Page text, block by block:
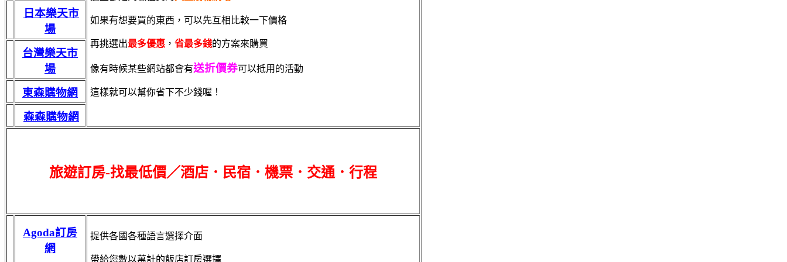
如果有想要買的東西，可以先互相比較一下價格
再挑選出最多優惠 ， 省最多錢的方案來購買
像有時候某些網站都會有送折價券可以抵用的活動
這樣就可以幫你省下不少錢喔！
日本樂天市
場
台灣樂天市
場
東森購物網
森森購物網
旅遊訂房-找最低價／酒店．民宿．機票．交通．行程
Agoda訂房
網
提供各國各種語言選擇介面
帶給您數以萬計的飯店訂房選擇